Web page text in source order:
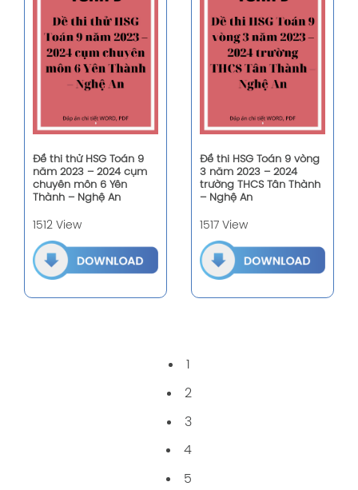
Đề thi thử HSG Toán 9
năm 2023 – 2024 cụm
chuyên môn 6 Yên
Thành – Nghệ An
1512 View
Đề thi HSG Toán 9 vòng
3 năm 2023 – 2024
trường THCS Tân Thành
– Nghệ An
1517 View
1
2
3
4
5